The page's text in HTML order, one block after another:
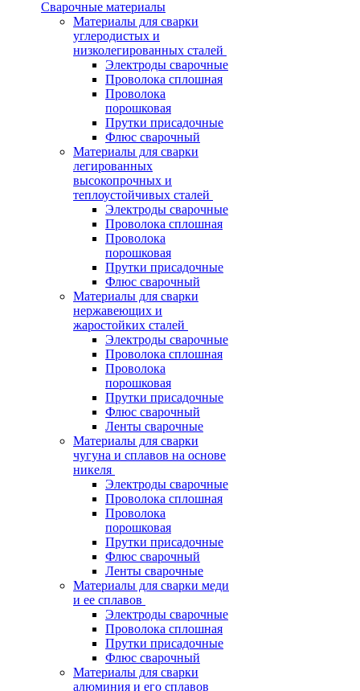
Сварочные материалы
Материалы для сварки
углеродистых и
низколегированных сталей
Электроды сварочные
Проволока сплошная
Проволока
порошковая
Прутки присадочные
Флюс сварочный
Материалы для сварки
легированных
высокопрочных и
теплоустойчивых сталей
Электроды сварочные
Проволока сплошная
Проволока
порошковая
Прутки присадочные
Флюс сварочный
Материалы для сварки
нержавеющих и
жаростойких сталей
Электроды сварочные
Проволока сплошная
Проволока
порошковая
Прутки присадочные
Флюс сварочный
Ленты сварочные
Материалы для сварки
чугуна и сплавов на основе
никеля
Электроды сварочные
Проволока сплошная
Проволока
порошковая
Прутки присадочные
Флюс сварочный
Ленты сварочные
Материалы для сварки меди
и ее сплавов
Электроды сварочные
Проволока сплошная
Прутки присадочные
Флюс сварочный
Материалы для сварки
алюминия и его сплавов